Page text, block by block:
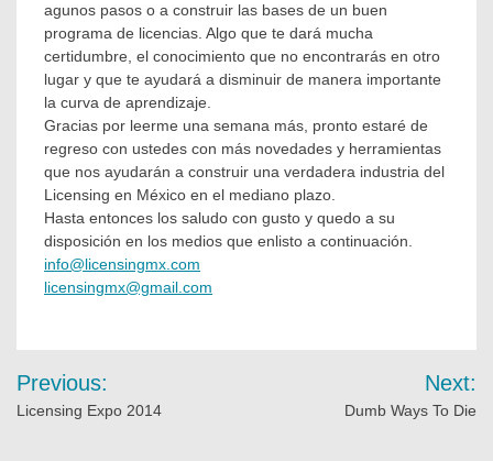
agunos pasos o a construir las bases de un buen
programa de licencias. Algo que te dará mucha
certidumbre, el conocimiento que no encontrarás en otro
lugar y que te ayudará a disminuir de manera importante
la curva de aprendizaje.
Gracias por leerme una semana más, pronto estaré de
regreso con ustedes con más novedades y herramientas
que nos ayudarán a construir una verdadera industria del
Licensing en México en el mediano plazo.
Hasta entonces los saludo con gusto y quedo a su
disposición en los medios que enlisto a continuación.
info@licensingmx.com
licensingmx@gmail.com
Previous:
Licensing Expo 2014
Next:
Dumb Ways To Die